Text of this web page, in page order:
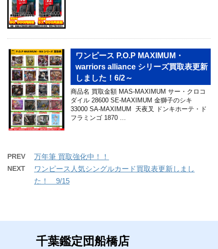
ワンピース P.O.P MAXIMUM・
warriors alliance シリーズ買取表更新
しました！6/2～
商品名 買取金額 MAS-MAXIMUM サー・クロコ
ダイル 28600 SE-MAXIMUM 金獅子のシキ
33000 SA-MAXIMUM 天夜叉 ドンキホーテ・ド
フラミンゴ 1870 …
PREV 万年筆 買取強化中！！
NEXT
ワンピース人気シングルカード買取表更新しまし
た！ 9/15
千葉鑑定団船橋店